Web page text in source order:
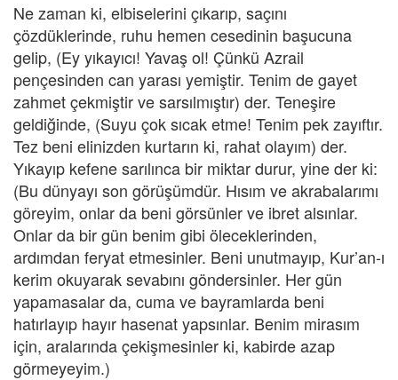
Ne zaman ki, elbiselerini çıkarıp, saçını
çözdüklerinde, ruhu hemen cesedinin başucuna
gelip, (Ey yıkayıcı! Yavaş ol! Çünkü Azrail
pençesinden can yarası yemiştir. Tenim de gayet
zahmet çekmiştir ve sarsılmıştır) der. Teneşire
geldiğinde, (Suyu çok sıcak etme! Tenim pek zayıftır.
Tez beni elinizden kurtarın ki, rahat olayım) der.
Yıkayıp kefene sarılınca bir miktar durur, yine der ki:
(Bu dünyayı son görüşümdür. Hısım ve akrabalarımı
göreyim, onlar da beni görsünler ve ibret alsınlar.
Onlar da bir gün benim gibi öleceklerinden,
ardımdan feryat etmesinler. Beni unutmayıp, Kur’an-ı
kerim okuyarak sevabını göndersinler. Her gün
yapamasalar da, cuma ve bayramlarda beni
hatırlayıp hayır hasenat yapsınlar. Benim mirasım
için, aralarında çekişmesinler ki, kabirde azap
görmeyeyim.)